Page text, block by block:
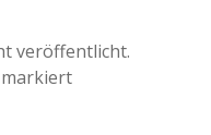
veröffentlicht.
markiert